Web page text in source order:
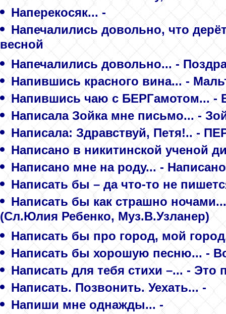
Наперекосяк... -
Напечалились довольно, что
весной
Напечалились довольно... -
Напившись красного вина... -
Напившись чаю с БЕРГамотом... -
Написала Зойка мне письмо... -
Написала: Здравствуй, Петя!.. -
Написано в никитинской ученой
Написано мне на роду... - Написано
Написать бы – да что-то не
Написать бы как страшно
(Сл.Юлия Ребенко, Муз.В.Узланер)
Написать бы про город, мой
Написать бы хорошую песню... -
Написать для тебя стихи –... - Это
Написать. Позвонить. Уехать... -
Напиши мне однажды... -